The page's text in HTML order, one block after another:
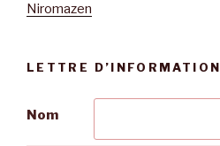
Niromazen
LETTRE D’INFORMATION
Nom